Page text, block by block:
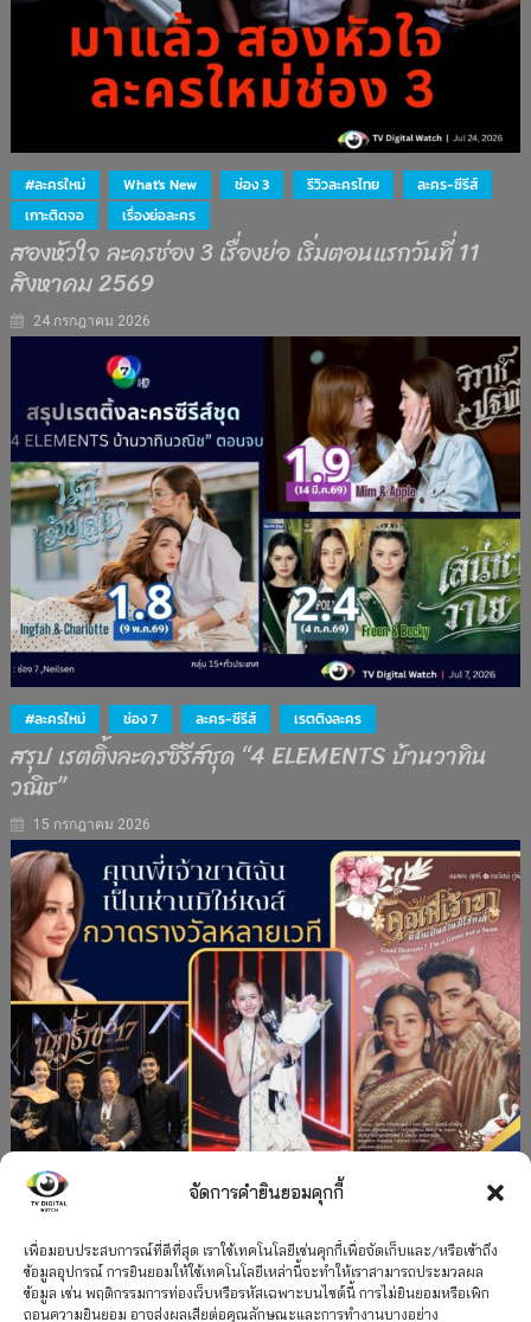
จัดการคำยินยอมคุกกี้
เพื่อมอบประสบการณ์ที่ดีที่สุด เราใช้เทคโนโลยีเช่นคุกกี้เพื่อจัดเก็บและ/หรือเข้าถึง
ข้อมูลอุปกรณ์ การยินยอมให้ใช้เทคโนโลยีเหล่านี้จะทำให้เราสามารถประมวลผล
ข้อมูล เช่น พฤติกรรมการท่องเว็บหรือรหัสเฉพาะบนไซต์นี้ การไม่ยินยอมหรือเพิก
ถอนความยินยอม อาจส่งผลเสียต่อคุณลักษณะและการทำงานบางอย่าง
#ละครใหม่ What's New ช่อง 3 รีวิวละครไทย
ละคร-ซีรีส์
เกาะติดจอ
เรื่องย่อละคร
สองหัวใจ ละครช่อง 3 เรื่องย่อ เริ่มตอนแรกวันที่ 11
สิงหาคม 2569
24 กรกฎาคม 2026
#ละครใหม่ ช่อง 7 ละคร-ซีรีส์ เรตติงละคร
สรุป เรตติ้งละครซีรีส์ชุด “4 ELEMENTS บ้านวาทิน
วณิช”
15 กรกฎาคม 2026
”คุณพี่เจ้าขาดิฉันเป็นห่านมิใช่หงส์” กวาดรางวัล
เพียบ จาก 8 เวที